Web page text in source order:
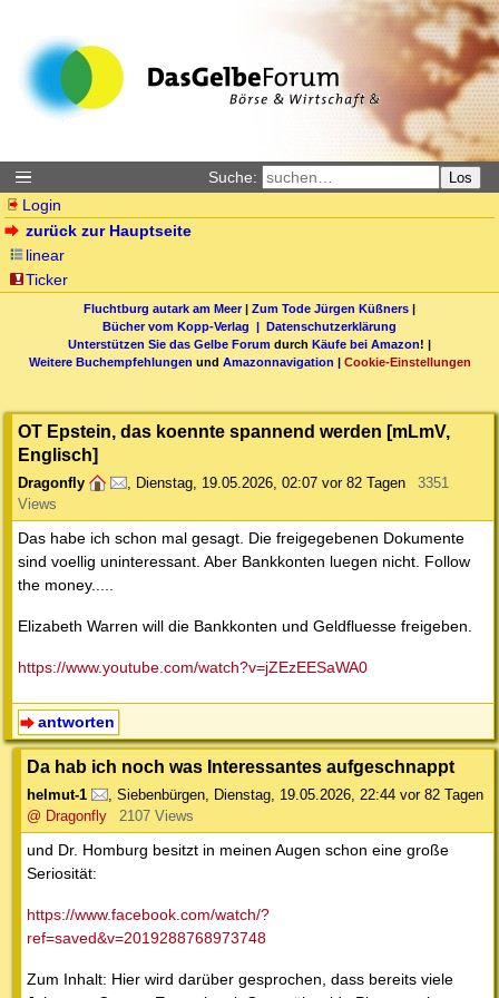
Suche: Los
Login
zurück zur Hauptseite
linear
Ticker
Fluchtburg autark am Meer| Zum Tode Jürgen Küßners |
Bücher vom Kopp-Verlag | Datenschutzerklärung
Unterstützen Sie das Gelbe Forum durch Käufe bei Amazon! |
Weitere Buchempfehlungen und Amazonnavigation | Cookie-Einstellungen
OT Epstein, das koennte spannend werden [mLmV,
Englisch]
Dragonfly , Dienstag, 19.05.2026, 02:07 vor 82 Tagen
3351
Views
Das habe ich schon mal gesagt. Die freigegebenen Dokumente
sind voellig uninteressant. Aber Bankkonten luegen nicht. Follow
the money.....
Elizabeth Warren will die Bankkonten und Geldfluesse freigeben.
https://www.youtube.com/watch?v=jZEzEESaWA0
antworten
Da hab ich noch was Interessantes aufgeschnappt
helmut-1 , Siebenbürgen, Dienstag, 19.05.2026, 22:44 vor 82 Tagen
@ Dragonfly
2107 Views
und Dr. Homburg besitzt in meinen Augen schon eine große
Seriosität:
https://www.facebook.com/watch/?
ref=saved&v=2019288768973748
Zum Inhalt: Hier wird darüber gesprochen, dass bereits viele